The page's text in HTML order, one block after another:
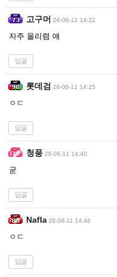
고구머 26-06-11 14:22
자주 올리렴 얘
답글
롯데검 26-06-11 14:25
ㅇㄷ
답글
청풍 26-06-11 14:40
굳
답글
Nafla 26-06-11 14:46
ㅇㄷ
답글